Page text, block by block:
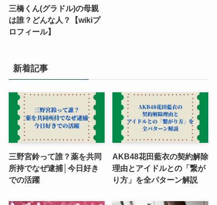
三橋くん(グラドル)の母親
は誰？どんな人？【wikiプ
ロフィール】
新着記事
三野宮鈴って誰？薬を共同
所持でなぜ逮捕│今日好き
での活躍
AKB48花田藍衣の契約解除
理由とアイドルとの「繋が
り方」を全パターン解説